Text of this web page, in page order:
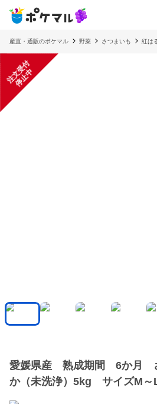
産直・通販のポケマル 野菜 さつまいも 紅は
注
文
受
付
停
止
中
愛媛県産 熟成期間 6か月
か（未洗浄）5kg サイズM～